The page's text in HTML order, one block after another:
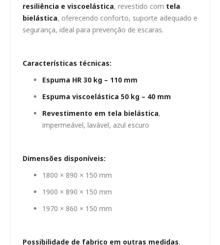
resiliência e viscoelástica, revestido com tela
bielástica, oferecendo conforto, suporte adequado e
segurança, ideal para prevenção de escaras.
Características técnicas:
Espuma HR 30 kg – 110 mm
Espuma viscoelástica 50 kg – 40 mm
Revestimento em tela bielástica,
impermeável, lavável, azul escuro
Dimensões disponíveis:
1800 × 890 × 150 mm
1900 × 890 × 150 mm
1970 × 860 × 150 mm
Possibilidade de fabrico em outras medidas,